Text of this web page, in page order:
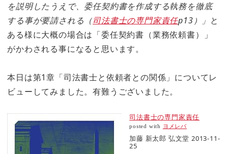
を説明したうえで、委任契約書を作成する執務を徹底
する事が要請される（司法書士の専門家責任p13）」 と
ある様に大概の場合は「委任契約書（業務依頼書）」
がかわされる事になると思います。
本日は第1章「司法書士と依頼者との関係」についてレ
ビューしてみました。有難うございました。
司法書士の専門家責任
posted with ヨメレバ
加藤 新太郎 弘文堂 2013-11-
25